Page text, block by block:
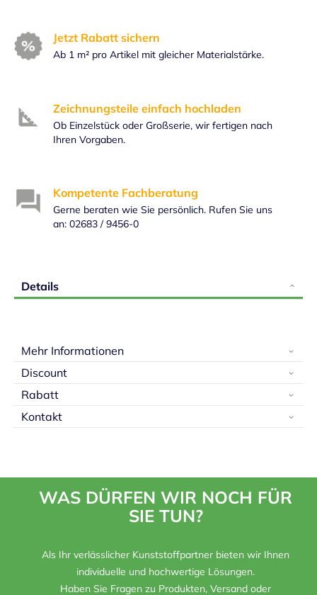
Jetzt Rabatt sichern
Ab 1 m² pro Artikel mit gleicher Materialstärke.
Zeichnungsteile einfach hochladen
Ob Einzelstück oder Großserie, wir fertigen nach
Ihren Vorgaben.
Kompetente Fachberatung
Gerne beraten wie Sie persönlich. Rufen Sie uns
an: 02683 / 9456-0
Details
Mehr Informationen
Discount
Rabatt
Kontakt
WAS DÜRFEN WIR NOCH FÜR
SIE TUN?
Als Ihr verlässlicher Kunststoffpartner bieten wir Ihnen
individuelle und hochwertige Lösungen.
Haben Sie Fragen zu Produkten, Versand oder